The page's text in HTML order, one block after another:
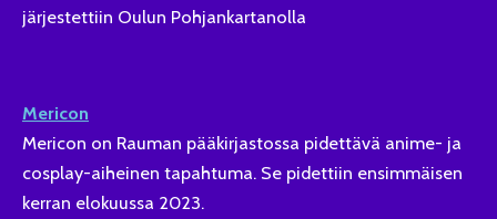
järjestettiin Oulun Pohjankartanolla
Mericon
Mericon on Rauman pääkirjastossa pidettävä anime- ja
cosplay-aiheinen tapahtuma. Se pidettiin ensimmäisen
kerran elokuussa 2023.